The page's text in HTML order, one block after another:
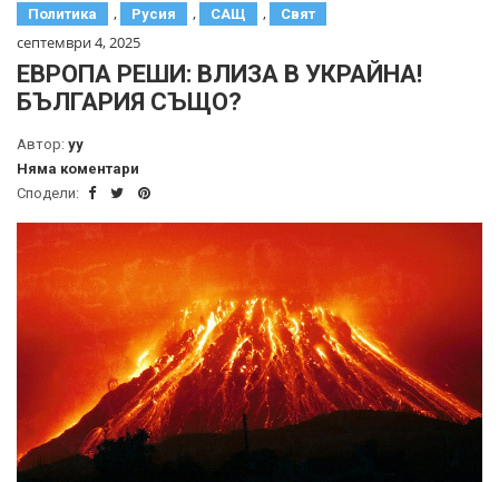
Политика , Русия , САЩ , Свят
септември 4, 2025
ЕВРОПА РЕШИ: ВЛИЗА В УКРАЙНА!
БЪЛГАРИЯ СЪЩО?
Автор: yy
Няма коментари
Сподели: